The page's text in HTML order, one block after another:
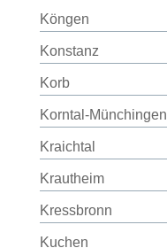
Köngen
Konstanz
Korb
Korntal-Münchingen
Kraichtal
Krautheim
Kressbronn
Kuchen